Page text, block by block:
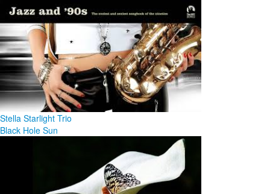
Stella Starlight Trio
Black Hole Sun